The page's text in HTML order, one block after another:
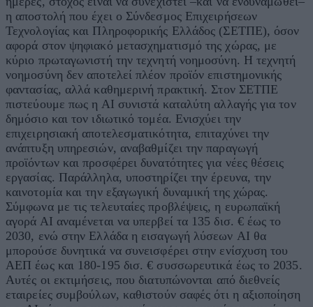
η αποστολή που έχει ο Σύνδεσμος Επιχειρήσεων
Τεχνολογίας και Πληροφορικής Ελλάδος (ΣΕΤΠΕ), όσον
αφορά στον ψηφιακό μετασχηματισμό της χώρας, με
κύριο πρωταγωνιστή την τεχνητή νοημοσύνη. Η τεχνητή
νοημοσύνη δεν αποτελεί πλέον προϊόν επιστημονικής
φαντασίας, αλλά καθημερινή πρακτική. Στον ΣΕΤΠΕ
πιστεύουμε πως η ΑΙ συνιστά καταλύτη αλλαγής για τον
δημόσιο και τον ιδιωτικό τομέα. Ενισχύει την
επιχειρησιακή αποτελεσματικότητα, επιταχύνει την
ανάπτυξη υπηρεσιών, αναβαθμίζει την παραγωγή
προϊόντων και προσφέρει δυνατότητες για νέες θέσεις
εργασίας. Παράλληλα, υποστηρίζει την έρευνα, την
καινοτομία και την εξαγωγική δυναμική της χώρας.
Σύμφωνα με τις τελευταίες προβλέψεις, η ευρωπαϊκή
αγορά ΑΙ αναμένεται να υπερβεί τα 135 δισ. € έως το
2030, ενώ στην Ελλάδα η εισαγωγή λύσεων AI θα
μπορούσε δυνητικά να συνεισφέρει στην ενίσχυση του
ΑΕΠ έως και 180-195 δισ. € συσσωρευτικά έως το 2035.
Αυτές οι εκτιμήσεις, που διατυπώνονται από διεθνείς
εταιρείες συμβούλων, καθιστούν σαφές ότι η αξιοποίηση